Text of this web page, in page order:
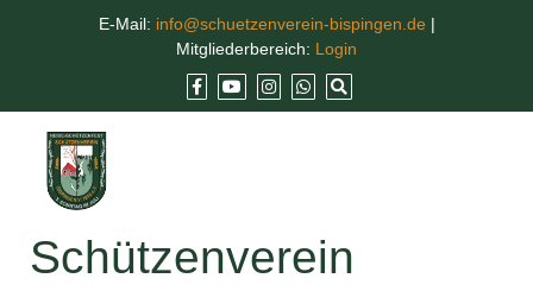
E-Mail: info@schuetzenverein-bispingen.de |
Mitgliederbereich: Login
Schützenverein